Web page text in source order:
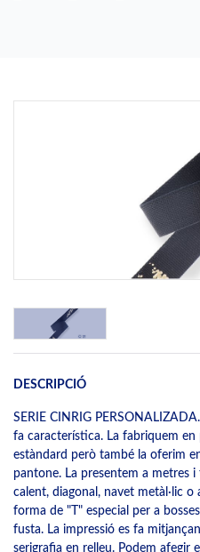
DESCRIPCIÓ
SERIE CINRIG
fa característica. La fabriquem
estàndard però també la oferim
pantone. La presentem a metres
calent, diagonal, navet metàl·lic
forma de "T" especial per a
fusta. La impressió es fa
serigrafia en relleu. Podem afegir